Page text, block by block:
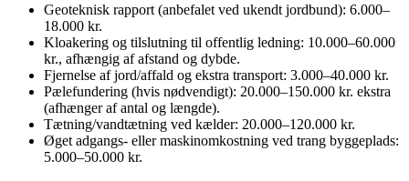
Geoteknisk rapport (anbefalet ved ukendt jordbund): 6.000–
18.000 kr.
Kloakering og tilslutning til offentlig ledning: 10.000–60.000
kr., afhængig af afstand og dybde.
Fjernelse af jord/affald og ekstra transport: 3.000–40.000 kr.
Pælefundering (hvis nødvendigt): 20.000–150.000 kr. ekstra
(afhænger af antal og længde).
Tætning/vandtætning ved kælder: 20.000–120.000 kr.
Øget adgangs- eller maskinomkostning ved trang byggeplads:
5.000–50.000 kr.